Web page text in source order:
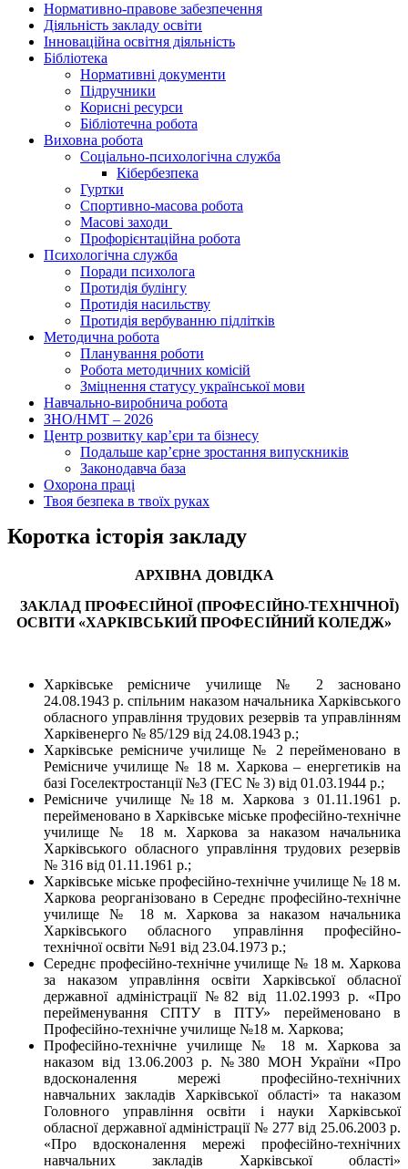
Нормативно-правове забезпечення
Діяльність закладу освіти
Інноваційна освітня діяльність
Бібліотека
Нормативні документи
Підручники
Корисні ресурси
Бібліотечна робота
Виховна робота
Соціально-психологічна служба
Кібербезпека
Гуртки
Спортивно-масова робота
Масові заходи
Профорієнтаційна робота
Психологічна служба
Поради психолога
Протидія булінгу
Протидія насильству
Протидія вербуванню підлітків
Методична робота
Планування роботи
Робота методичних комісій
Зміцнення статусу української мови
Навчально-виробнича робота
ЗНО/НМТ – 2026
Центр розвитку кар’єри та бізнесу
Подальше кар’єрне зростання випускників
Законодавча база
Охорона праці
Твоя безпека в твоїх руках
Коротка історія закладу
АРХІВНА ДОВІДКА
ЗАКЛАД ПРОФЕСІЙНОЇ (ПРОФЕСІЙНО-ТЕХНІЧНОЇ)
ОСВІТИ «ХАРКІВСЬКИЙ ПРОФЕСІЙНИЙ КОЛЕДЖ»
Харківське ремісниче училище № 2 засновано
24.08.1943 р. спільним наказом начальника Харківського
обласного управління трудових резервів та управлінням
Харківенерго № 85/129 від 24.08.1943 р.;
Харківське ремісниче училище № 2 перейменовано в
Ремісниче училище № 18 м. Харкова – енергетиків на
базі Госелектростанції №3 (ГЕС № 3) від 01.03.1944 р.;
Ремісниче училище №18 м. Харкова з 01.11.1961 р.
перейменовано в Харківське міське професійно-технічне
училище № 18 м. Харкова за наказом начальника
Харківського обласного управління трудових резервів
№ 316 від 01.11.1961 р.;
Харківське міське професійно-технічне училище № 18 м.
Харкова реорганізовано в Середнє професійно-технічне
училище № 18 м. Харкова за наказом начальника
Харківського обласного управління професійно-
технічної освіти №91 від 23.04.1973 р.;
Середнє професійно-технічне училище № 18 м. Харкова
за наказом управління освіти Харківської обласної
державної адміністрації №82 від 11.02.1993 р. «Про
перейменування СПТУ в ПТУ» перейменовано в
Професійно-технічне училище №18 м. Харкова;
Професійно-технічне училище № 18 м. Харкова за
наказом від 13.06.2003 р. №380 МОН України «Про
вдосконалення мережі професійно-технічних
навчальних закладів Харківської області» та наказом
Головного управління освіти і науки Харківської
обласної державної адміністрації № 277 від 25.06.2003 р.
«Про вдосконалення мережі професійно-технічних
навчальних закладів Харківської області»